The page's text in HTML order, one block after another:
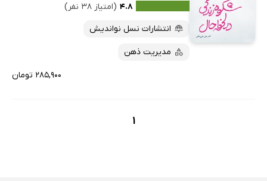
۴.۸ (امتیاز ۳۸ نفر)
انتشارات نسل نواندیش
مدیریت ذهن
۲۸۵,۹۰۰ تومان
1